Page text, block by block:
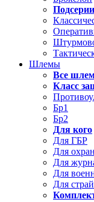
Шлемы
Все
Класс
Бр1
Бр2
Для кого
Для ГБР
Для
Для
Для
Для